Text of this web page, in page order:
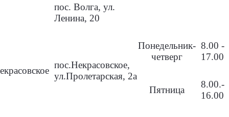
пос. Волга, ул.
Ленина, 20
пос.Некрасовское,
ул.Пролетарская, 2а
Понедельник-
четверг
8.00 -
17.00
Пятница
8.00.-
16.00